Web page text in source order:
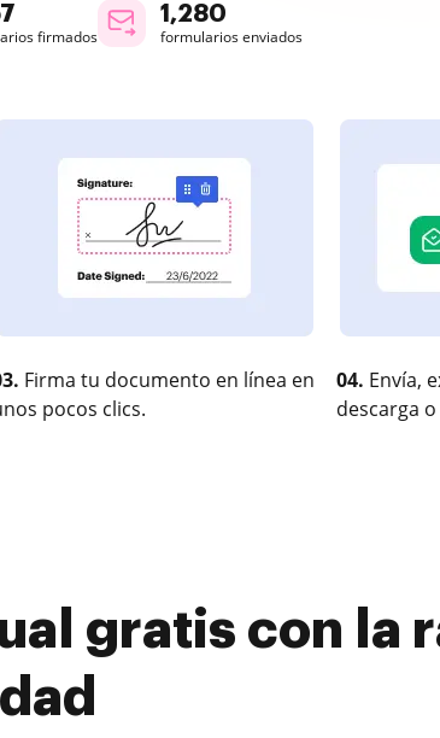
firmados
1,280
formularios enviados
Firma tu documento en línea en
pocos clics.
04. Envía,
descarga
gratis con la